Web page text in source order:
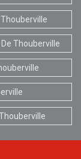
Thouberville